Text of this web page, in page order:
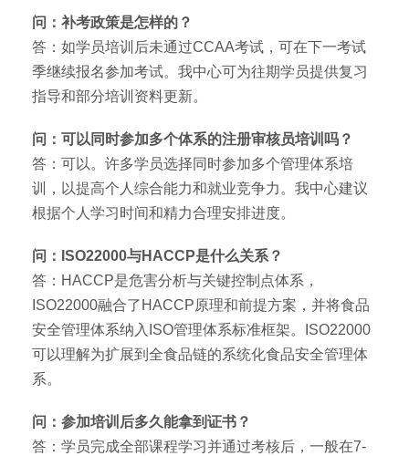
问：补考政策是怎样的？
答：如学员培训后未通过CCAA考试，可在下一考试
季继续报名参加考试。我中心可为往期学员提供复习
指导和部分培训资料更新。
问：可以同时参加多个体系的注册审核员培训吗？
答：可以。许多学员选择同时参加多个管理体系培
训，以提高个人综合能力和就业竞争力。我中心建议
根据个人学习时间和精力合理安排进度。
问：ISO22000与HACCP是什么关系？
答：HACCP是危害分析与关键控制点体系，
ISO22000融合了HACCP原理和前提方案，并将食品
安全管理体系纳入ISO管理体系标准框架。ISO22000
可以理解为扩展到全食品链的系统化食品安全管理体
系。
问：参加培训后多久能拿到证书？
答：学员完成全部课程学习并通过考核后，一般在7-